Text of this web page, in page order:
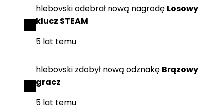
hlebovskiodebrał nową nagrodę Losowy
klucz STEAM
5 lat temu
hlebovski zdobył nową odznakę Brązowy
gracz
5 lat temu